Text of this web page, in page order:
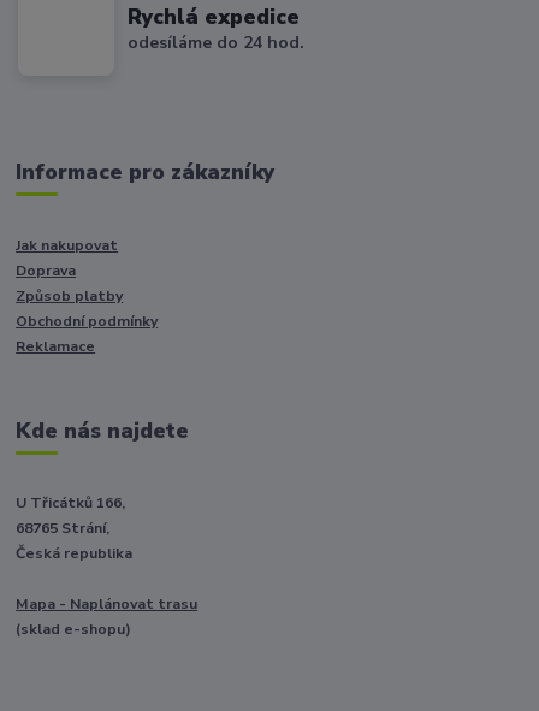
Rychlá expedice
odesíláme do 24 hod.
Informace pro zákazníky
Jak nakupovat
Doprava
Způsob platby
Obchodní podmínky
Reklamace
Kde nás najdete
U Třicátků 166,
68765 Strání,
Česká republika
Mapa - Naplánovat trasu
(sklad e-shopu)